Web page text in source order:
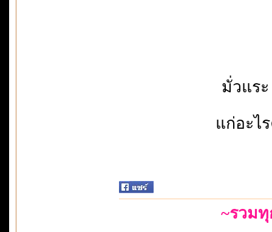
มั่วแร
แก่อะไ
~รวม